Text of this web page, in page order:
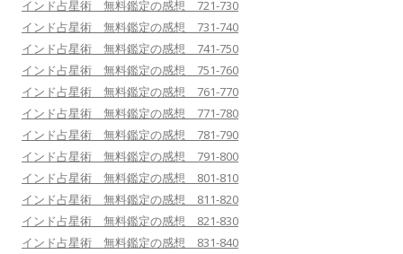
インド占星術 無料鑑定の感想 721-730
インド占星術 無料鑑定の感想 731-740
インド占星術 無料鑑定の感想 741-750
インド占星術 無料鑑定の感想 751-760
インド占星術 無料鑑定の感想 761-770
インド占星術 無料鑑定の感想 771-780
インド占星術 無料鑑定の感想 781-790
インド占星術 無料鑑定の感想 791-800
インド占星術 無料鑑定の感想 801-810
インド占星術 無料鑑定の感想 811-820
インド占星術 無料鑑定の感想 821-830
インド占星術 無料鑑定の感想 831-840